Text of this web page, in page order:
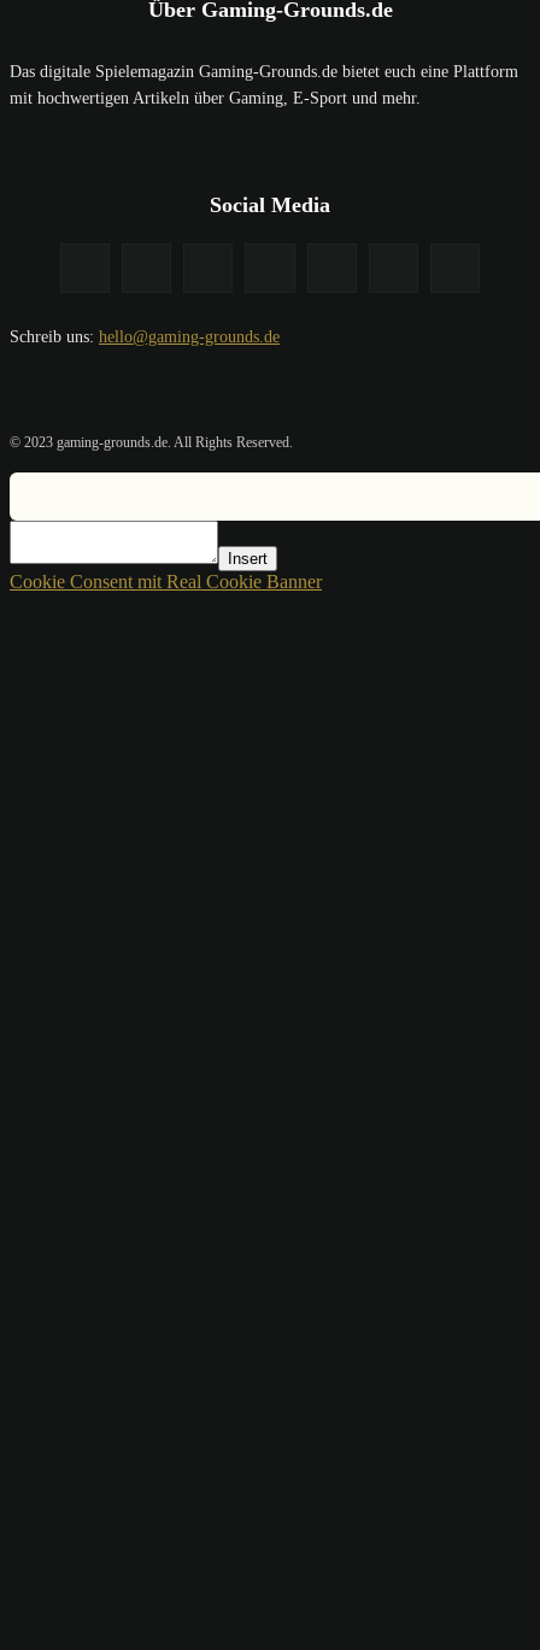
Über Gaming-Grounds.de
Das digitale Spielemagazin Gaming-Grounds.de bietet euch eine Plattform
mit hochwertigen Artikeln über Gaming, E-Sport und mehr.
Social Media
Schreib uns: hello@gaming-grounds.de
© 2023 gaming-grounds.de. All Rights Reserved.
Insert
Cookie Consent mit Real Cookie Banner